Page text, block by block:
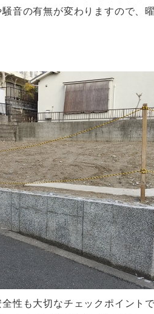
音の有無が変わりますので、
性も大切なチェックポイント